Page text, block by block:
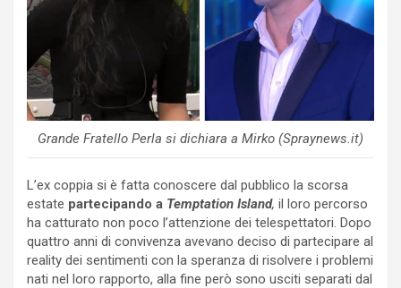
Grande Fratello Perla si dichiara a Mirko (Spraynews.it)
L’ex coppia si è fatta conoscere dal pubblico la scorsa
estate partecipando a Temptation Island, il loro percorso
ha catturato non poco l’attenzione dei telespettatori. Dopo
quattro anni di convivenza avevano deciso di partecipare al
reality dei sentimenti con la speranza di risolvere i problemi
nati nel loro rapporto, alla fine però sono usciti separati dal